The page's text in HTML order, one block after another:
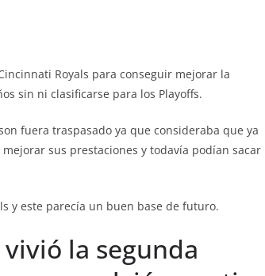
Royals para conseguir mejorar la
sin ni clasificarse para los Playoffs.
fuera traspasado ya que consideraba que ya
sus prestaciones y todavía podían sacar
y este parecía un buen base de futuro.
la segunda